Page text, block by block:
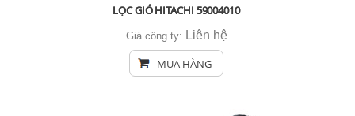
LỌC GIÓ HITACHI 59004010
Giá công ty: Liên hệ
MUA HÀNG